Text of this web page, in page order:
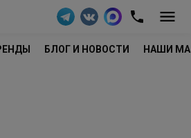
БЛОГ И НОВОСТИ НАШИ